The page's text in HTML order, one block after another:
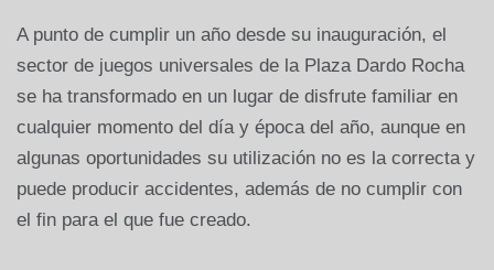
A punto de cumplir un año desde su inauguración, el
sector de juegos universales de la Plaza Dardo Rocha
se ha transformado en un lugar de disfrute familiar en
cualquier momento del día y época del año, aunque en
algunas oportunidades su utilización no es la correcta y
puede producir accidentes, además de no cumplir con
el fin para el que fue creado.